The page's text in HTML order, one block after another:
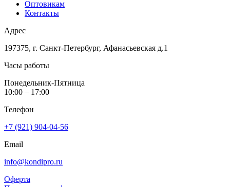
Оптовикам
Контакты
Адрес
197375, г. Санкт-Петербург, Афанасьевская д.1
Часы работы
Понедельник-Пятница
10:00 – 17:00
Телефон
+7 (921) 904-04-56
Email
info@kondipro.ru
Оферта